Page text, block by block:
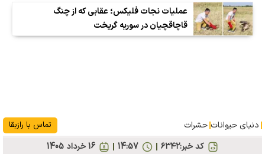
عملیات نجات فلیکس؛ عقابی که از چنگ
قاچاقچیان در سوریه گریخت
دنیای حیوانات حشرات تماس با رازبقا
کد خبر:۶۳۴۲ 16 خرداد 1405 14:57